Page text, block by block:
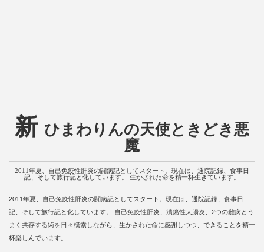
新 ひまわりんの天使ときどき悪
魔
2011年夏、自己免疫性肝炎の闘病記としてスタート。現在は、通院記録、食事日
記、そして旅行記と化しています。 生かされた命を精一杯生きています。
2011年夏、自己免疫性肝炎の闘病記としてスタート。現在は、通院記録、食事日
記、そして旅行記と化しています。 自己免疫性肝炎、潰瘍性大腸炎、2つの難病とう
まく共存する術を日々模索しながら、生かされた命に感謝しつつ、できることを精一
杯楽しんでいます。